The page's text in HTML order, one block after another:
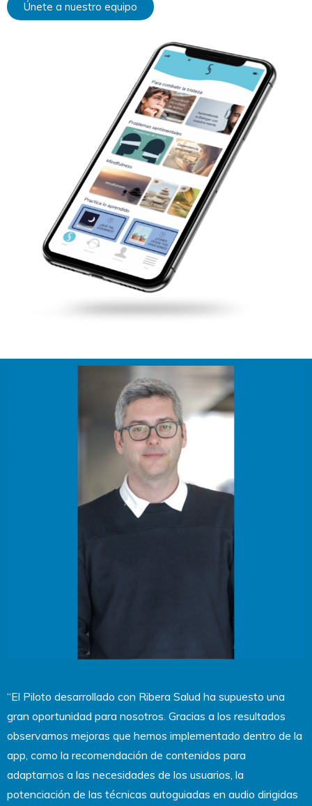
Únete a nuestro equipo
“El Piloto desarrollado con Ribera Salud ha supuesto una
gran oportunidad para nosotros. Gracias a los resultados
observamos mejoras que hemos implementado dentro de la
app, como la recomendación de contenidos para
adaptarnos a las necesidades de los usuarios, la
potenciación de las técnicas autoguiadas en audio dirigidas